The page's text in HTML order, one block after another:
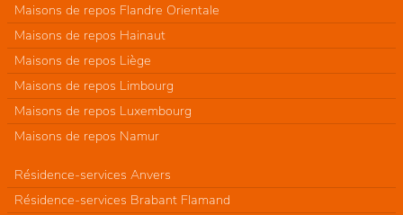
Maisons de repos Flandre Orientale
Maisons de repos Hainaut
Maisons de repos Liège
Maisons de repos Limbourg
Maisons de repos Luxembourg
Maisons de repos Namur
Résidence-services Anvers
Résidence-services Brabant Flamand